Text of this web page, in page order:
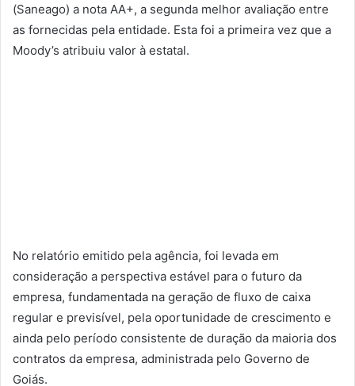
(Saneago) a nota AA+, a segunda melhor avaliação entre
as fornecidas pela entidade. Esta foi a primeira vez que a
Moody’s atribuiu valor à estatal.
No relatório emitido pela agência, foi levada em
consideração a perspectiva estável para o futuro da
empresa, fundamentada na geração de fluxo de caixa
regular e previsível, pela oportunidade de crescimento e
ainda pelo período consistente de duração da maioria dos
contratos da empresa, administrada pelo Governo de
Goiás.